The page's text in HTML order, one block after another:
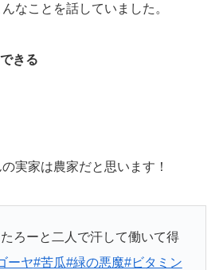
なことを話していました。
きる
実家は農家だと思います！
ろーと二人で汗して働いて得
ーヤ#苦瓜#緑の悪魔#ビタミン